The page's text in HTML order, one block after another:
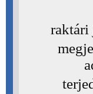
raktári